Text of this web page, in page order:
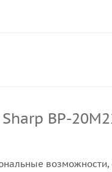
возможности,